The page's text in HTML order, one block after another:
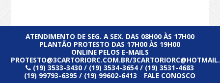
ATENDIMENTO DE SEG. A SEX. DAS 08H00 ÀS 17H00
PLANTÃO PROTESTO DAS 17H00 ÀS 19H00
ONLINE PELOS E-MAILS
PROTESTO@3CARTORIORC.COM.BR/
(19) 3533-3430 / (19) 3534-3654 / (19) 3531-4683
(19) 99793-6395 / (19) 99602-6413
FALE CONOSCO